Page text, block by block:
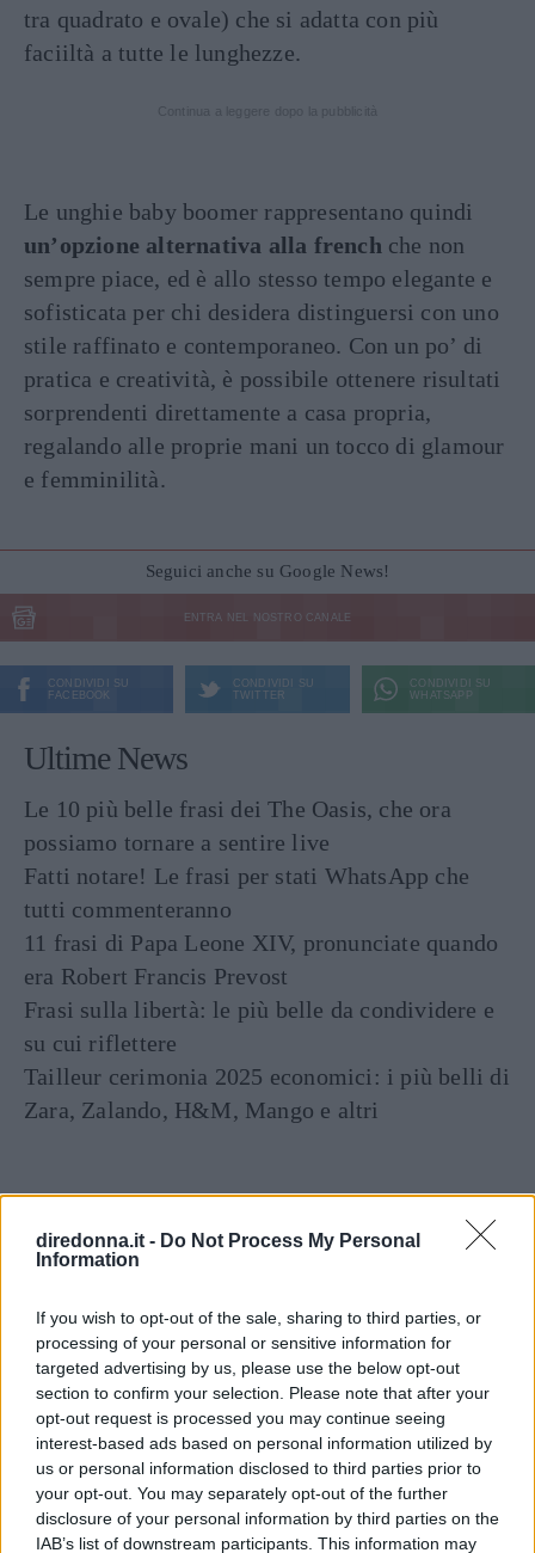
diredonna.it - Do Not Process My Personal
Information
If you wish to opt-out of the sale, sharing to third parties, or
processing of your personal or sensitive information for
targeted advertising by us, please use the below opt-out
section to confirm your selection. Please note that after your
opt-out request is processed you may continue seeing
interest-based ads based on personal information utilized by
us or personal information disclosed to third parties prior to
your opt-out. You may separately opt-out of the further
disclosure of your personal information by third parties on the
IAB’s list of downstream participants. This information may
tra quadrato e ovale) che si adatta con più
faciiltà a tutte le lunghezze.
Le unghie baby boomer rappresentano quindi
un’opzione alternativa alla french che non
sempre piace, ed è allo stesso tempo elegante e
sofisticata per chi desidera distinguersi con uno
stile raffinato e contemporaneo. Con un po’ di
pratica e creatività, è possibile ottenere risultati
sorprendenti direttamente a casa propria,
regalando alle proprie mani un tocco di glamour
e femminilità.
Seguici anche su Google News!
ENTRA NEL NOSTRO CANALE
CONDIVIDI SU
FACEBOOK
CONDIVIDI SU
TWITTER
CONDIVIDI SU
WHATSAPP
Ultime News
Le 10 più belle frasi dei The Oasis, che ora
possiamo tornare a sentire live
Fatti notare! Le frasi per stati WhatsApp che
tutti commenteranno
11 frasi di Papa Leone XIV, pronunciate quando
era Robert Francis Prevost
Frasi sulla libertà: le più belle da condividere e
su cui riflettere
Tailleur cerimonia 2025 economici: i più belli di
Zara, Zalando, H&M, Mango e altri
Articolia tema